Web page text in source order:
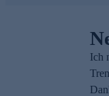
Ich